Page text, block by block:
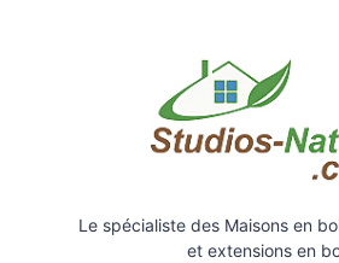
Le spécialiste des Maisons en
et extensions en